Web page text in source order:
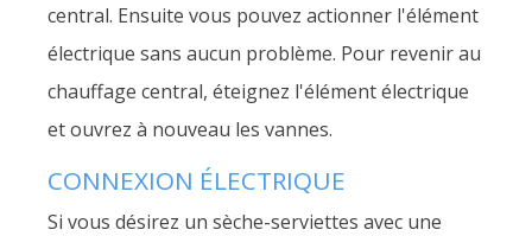
central. Ensuite vous pouvez actionner l'élément
électrique sans aucun problème. Pour revenir au
chauffage central, éteignez l'élément électrique
et ouvrez à nouveau les vannes.
CONNEXION ÉLECTRIQUE
Si vous désirez un sèche-serviettes avec une